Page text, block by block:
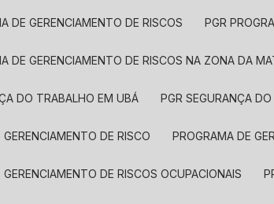
DE GERENCIAMENTO DE RISCOS PGR
DE GERENCIAMENTO DE RISCOS NA ZONA DA
DO TRABALHO EM UBÁ PGR SEGURANÇA
GERENCIAMENTO DE RISCO PROGRAMA DE
GERENCIAMENTO DE RISCOS OCUPACIONAIS